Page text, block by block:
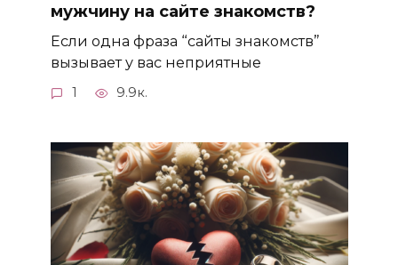
мужчину на сайте знакомств?
Если одна фраза “сайты знакомств”
вызывает у вас неприятные
1 9.9к.